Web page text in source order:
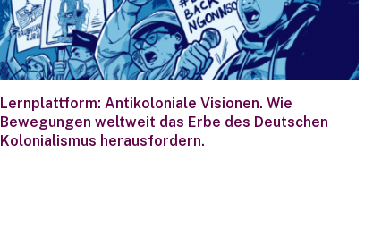
Lernplattform: Antikoloniale Visionen. Wie
Bewegungen weltweit das Erbe des Deutschen
Kolonialismus herausfordern.